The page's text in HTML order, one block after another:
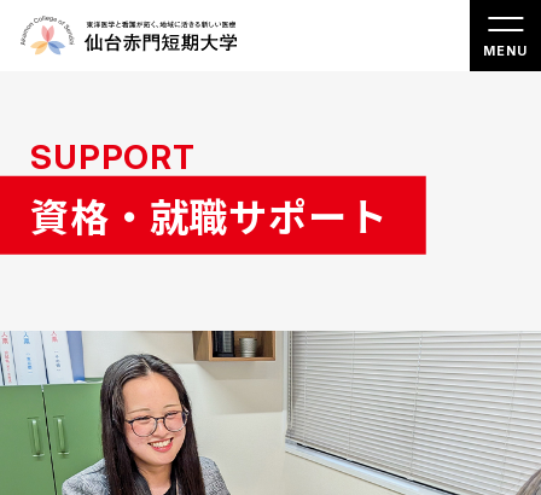
SUPPORT
資格・就職サポート